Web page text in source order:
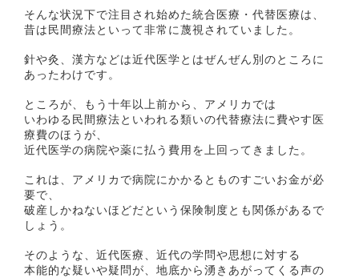
そんな状況下で注目され始めた統合医療・代替医療は、
昔は民間療法といって非常に蔑視されていました。
針や灸、漢方などは近代医学とはぜんぜん別のところに
あったわけです。
ところが、もう十年以上前から、アメリカでは
いわゆる民間療法といわれる類いの代替療法に費やす医
療費のほうが、
近代医学の病院や薬に払う費用を上回ってきました。
これは、アメリカで病院にかかるとものすごいお金が必
要で、
破産しかねないほどだという保険制度とも関係があるで
しょう。
そのような、近代医療、近代の学問や思想に対する
本能的な疑いや疑問が、地底から湧きあがってくる声の